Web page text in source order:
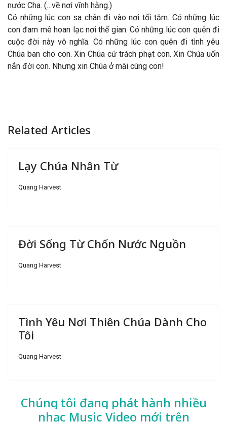
nước Cha. (…về nơi vĩnh hằng.)
Có những lúc con sa chân đi vào nơi tối tăm. Có những lúc
con đam mê hoan lạc nơi thế gian. Có những lúc con quên đi
cuộc đời này vô nghĩa. Có những lúc con quên đi tình yêu
Chúa ban cho con. Xin Chúa cứ trách phạt con. Xin Chúa uốn
nắn đời con. Nhưng xin Chúa ở mãi cùng con!
Related Articles
Lạy Chúa Nhân Từ
Quang Harvest
Đời Sống Từ Chốn Nước Nguồn
Quang Harvest
Tình Yêu Nơi Thiên Chúa Dành Cho
Tôi
Quang Harvest
Chúng tôi đang phát hành nhiều
nhạc Music Video mới trên